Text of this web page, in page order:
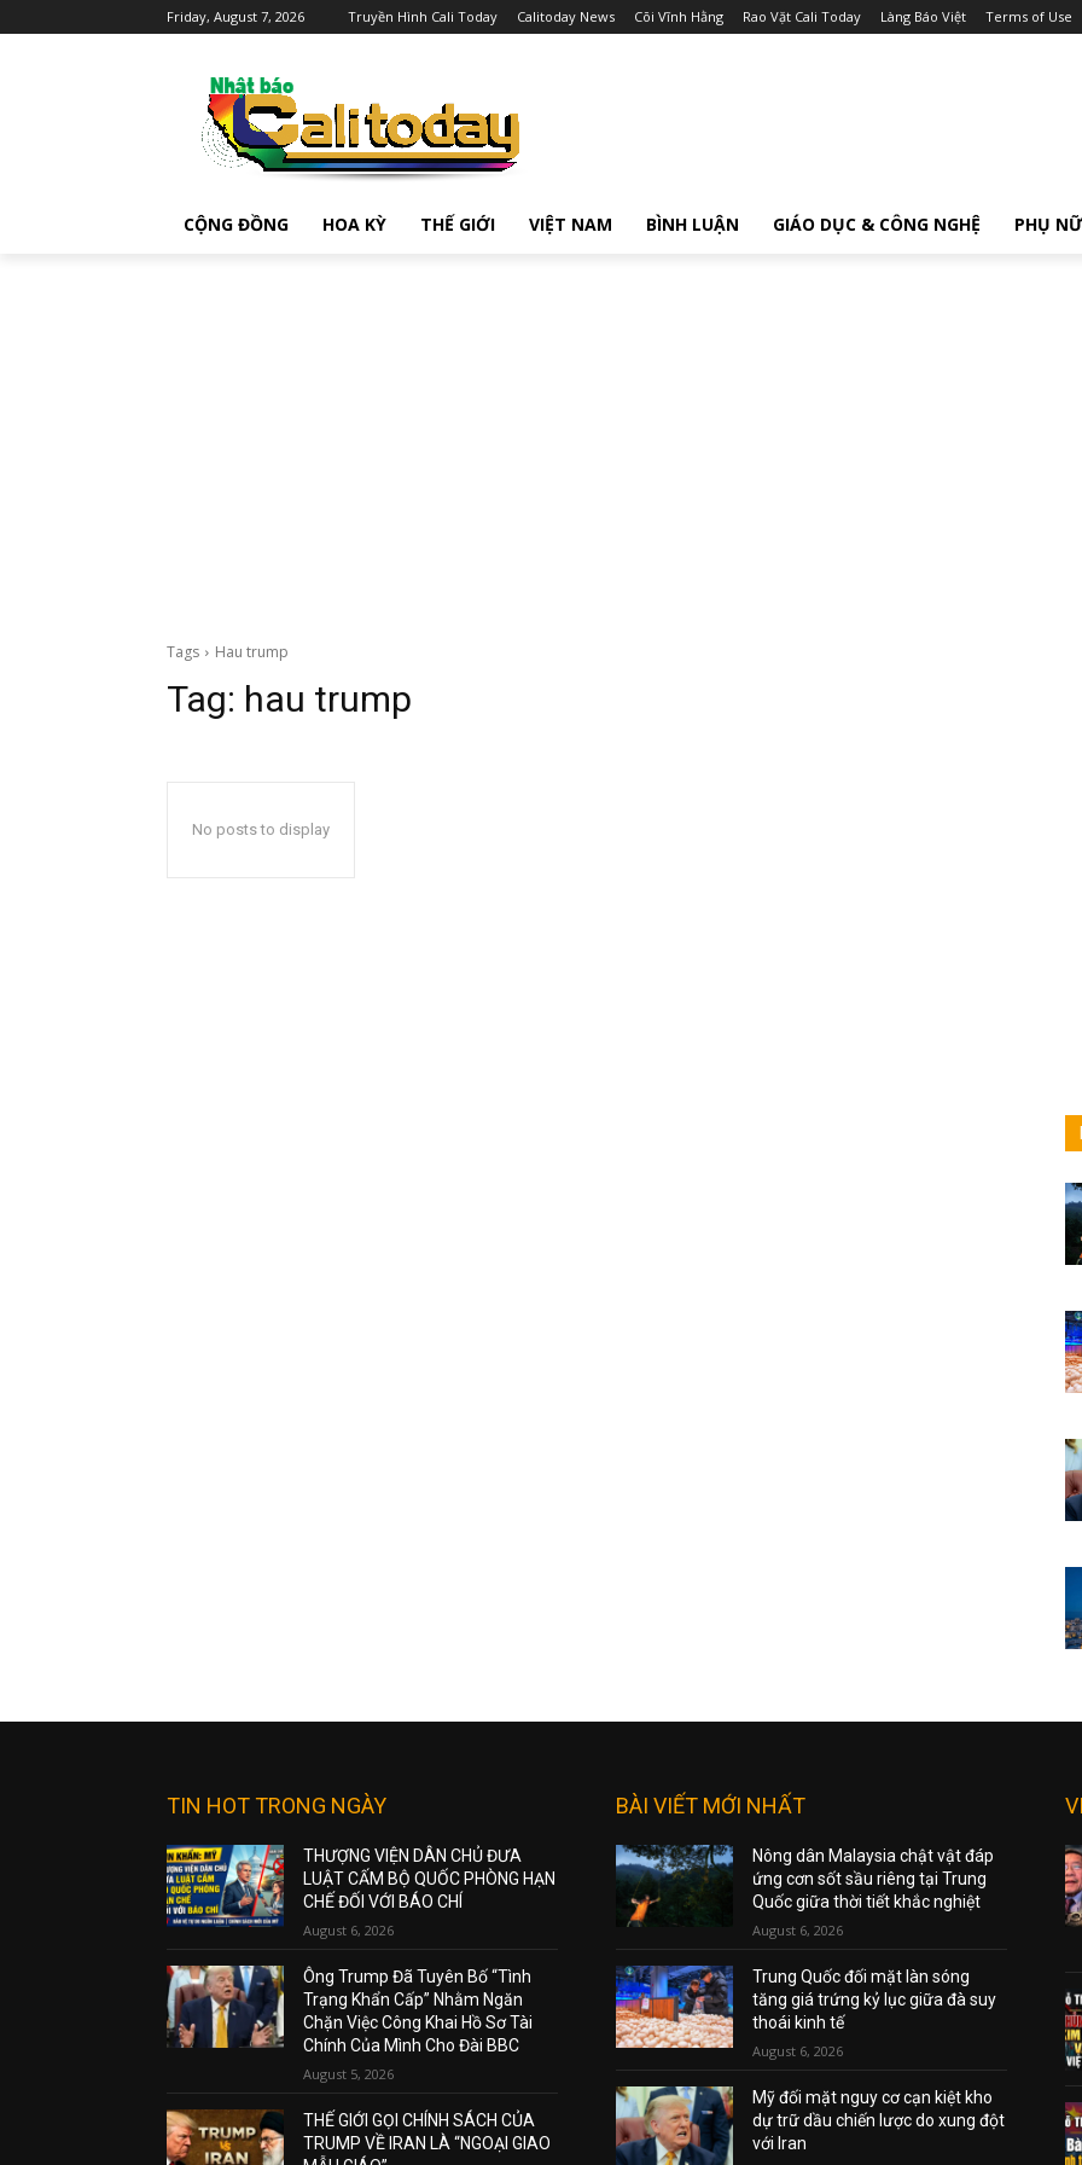
Friday, August 7, 2026 Truyền Hình Cali Today Calitoday News Cõi Vĩnh Hằng Rao Vặt Cali Today Làng Báo Việt Terms of Use
CỘNG ĐỒNG HOA KỲ THẾ GIỚI VIỆT NAM BÌNH LUẬN GIÁO DỤC & CÔNG NGHỆ PHỤ NỮ
Tags Hau trump
Tag: hau trump
No posts to display
TIN HOT TRONG NGÀY
THƯỢNG VIỆN DÂN CHỦ ĐƯA
LUẬT CẤM BỘ QUỐC PHÒNG HẠN
CHẾ ĐỐI VỚI BÁO CHÍ
August 6, 2026
Ông Trump Đã Tuyên Bố “Tình
Trạng Khẩn Cấp” Nhằm Ngăn
Chặn Việc Công Khai Hồ Sơ Tài
Chính Của Mình Cho Đài BBC
August 5, 2026
THẾ GIỚI GỌI CHÍNH SÁCH CỦA
TRUMP VỀ IRAN LÀ “NGOẠI GIAO
BÀI VIẾT MỚI NHẤT
Nông dân Malaysia chật vật đáp
ứng cơn sốt sầu riêng tại Trung
Quốc giữa thời tiết khắc nghiệt
August 6, 2026
Trung Quốc đối mặt làn sóng
tăng giá trứng kỷ lục giữa đà suy
thoái kinh tế
August 6, 2026
Mỹ đối mặt nguy cơ cạn kiệt kho
dự trữ dầu chiến lược do xung đột
với Iran